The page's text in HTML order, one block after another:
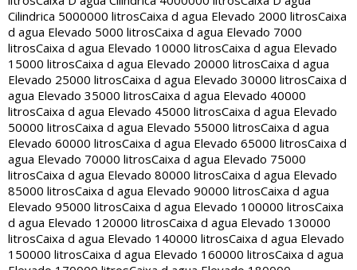
Cilindrica 5000000 litrosCaixa d agua Elevado 2000 litrosCaixa
d agua Elevado 5000 litrosCaixa d agua Elevado 7000
litrosCaixa d agua Elevado 10000 litrosCaixa d agua Elevado
15000 litrosCaixa d agua Elevado 20000 litrosCaixa d agua
Elevado 25000 litrosCaixa d agua Elevado 30000 litrosCaixa d
agua Elevado 35000 litrosCaixa d agua Elevado 40000
litrosCaixa d agua Elevado 45000 litrosCaixa d agua Elevado
50000 litrosCaixa d agua Elevado 55000 litrosCaixa d agua
Elevado 60000 litrosCaixa d agua Elevado 65000 litrosCaixa d
agua Elevado 70000 litrosCaixa d agua Elevado 75000
litrosCaixa d agua Elevado 80000 litrosCaixa d agua Elevado
85000 litrosCaixa d agua Elevado 90000 litrosCaixa d agua
Elevado 95000 litrosCaixa d agua Elevado 100000 litrosCaixa
d agua Elevado 120000 litrosCaixa d agua Elevado 130000
litrosCaixa d agua Elevado 140000 litrosCaixa d agua Elevado
150000 litrosCaixa d agua Elevado 160000 litrosCaixa d agua